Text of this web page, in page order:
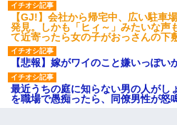
【GJ!】会社から帰宅中、広い駐車
発見。しかも「ヒィ～」みたいな声
て近寄ったら女の子がおっさんの下
【悲報】嫁がワイのこと嫌いっぽい
最近うちの庭に知らない男の人がし
を職場で愚痴ったら、同僚男性が怒